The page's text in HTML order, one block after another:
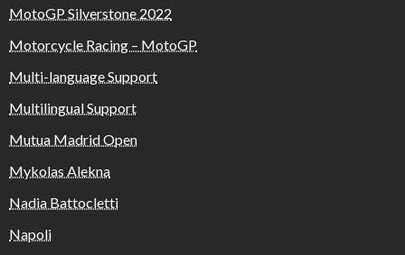
MotoGP Silverstone 2022
Motorcycle Racing – MotoGP
Multi-language Support
Multilingual Support
Mutua Madrid Open
Mykolas Alekna
Nadia Battocletti
Napoli